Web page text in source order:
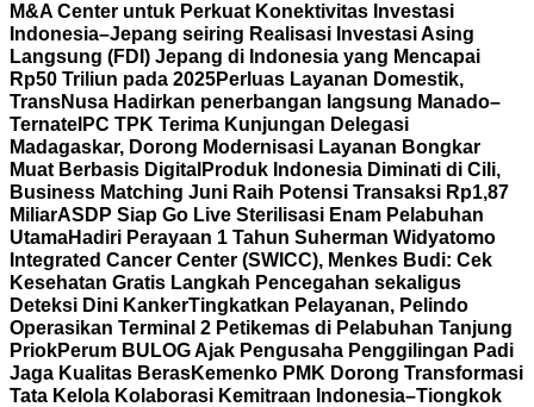
M&A Center untuk Perkuat Konektivitas Investasi
Indonesia–Jepang seiring Realisasi Investasi Asing
Langsung (FDI) Jepang di Indonesia yang Mencapai
Rp50 Triliun pada 2025Perluas Layanan Domestik,
TransNusa Hadirkan penerbangan langsung Manado–
Ternate IPC TPK Terima Kunjungan Delegasi
Madagaskar, Dorong Modernisasi Layanan Bongkar
Muat Berbasis Digital Produk Indonesia Diminati di Cili,
Business Matching Juni Raih Potensi Transaksi Rp1,87
MiliarASDP Siap Go Live Sterilisasi Enam Pelabuhan
UtamaHadiri Perayaan 1 Tahun Suherman Widyatomo
Integrated Cancer Center (SWICC), Menkes Budi: Cek
Kesehatan Gratis Langkah Pencegahan sekaligus
Deteksi Dini KankerTingkatkan Pelayanan, Pelindo
Operasikan Terminal 2 Petikemas di Pelabuhan Tanjung
PriokPerum BULOG Ajak Pengusaha Penggilingan Padi
Jaga Kualitas BerasKemenko PMK Dorong Transformasi
Tata Kelola Kolaborasi Kemitraan Indonesia–Tiongkok